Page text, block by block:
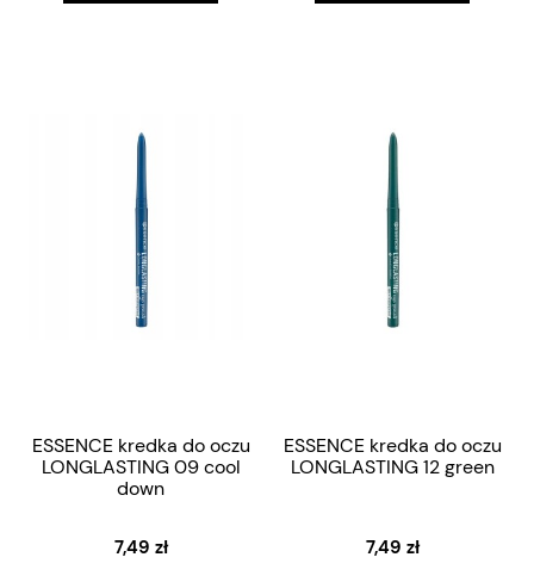
ESSENCE kredka do oczu
LONGLASTING 09 cool
down
7,49 zł
ESSENCE kredka do oczu
LONGLASTING 12 green
7,49 zł